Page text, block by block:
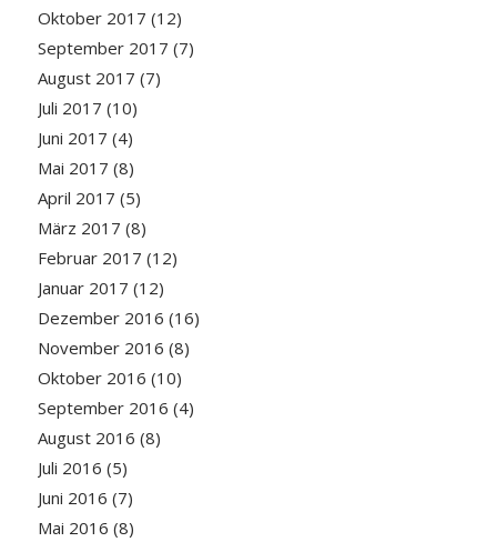
Oktober 2017 (12)
September 2017 (7)
August 2017 (7)
Juli 2017 (10)
Juni 2017 (4)
Mai 2017 (8)
April 2017 (5)
März 2017 (8)
Februar 2017 (12)
Januar 2017 (12)
Dezember 2016 (16)
November 2016 (8)
Oktober 2016 (10)
September 2016 (4)
August 2016 (8)
Juli 2016 (5)
Juni 2016 (7)
Mai 2016 (8)